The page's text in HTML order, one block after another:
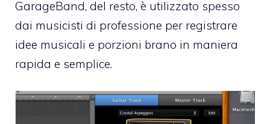
GarageBand, del resto, è utilizzato spesso
dai musicisti di professione per registrare
idee musicali e porzioni brano in maniera
rapida e semplice.